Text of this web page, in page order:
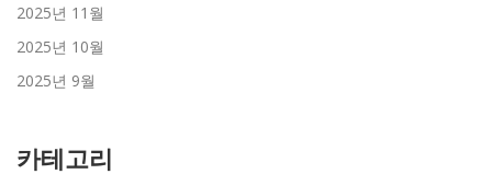
2025년 11월
2025년 10월
2025년 9월
카테고리